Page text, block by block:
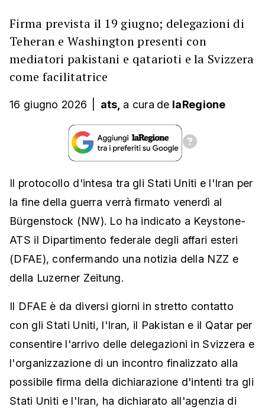
Firma prevista il 19 giugno; delegazioni di
Teheran e Washington presenti con
mediatori pakistani e qatarioti e la Svizzera
come facilitatrice
16 giugno 2026 ats, a cura de laRegione
Il protocollo d'intesa tra gli Stati Uniti e l'Iran per
la fine della guerra verrà firmato venerdì al
Bürgenstock (NW). Lo ha indicato a Keystone-
ATS il Dipartimento federale degli affari esteri
(DFAE), confermando una notizia della NZZ e
della Luzerner Zeitung.
Il DFAE è da diversi giorni in stretto contatto
con gli Stati Uniti, l'Iran, il Pakistan e il Qatar per
consentire l'arrivo delle delegazioni in Svizzera e
l'organizzazione di un incontro finalizzato alla
possibile firma della dichiarazione d'intenti tra gli
Stati Uniti e l'Iran, ha dichiarato all'agenzia di